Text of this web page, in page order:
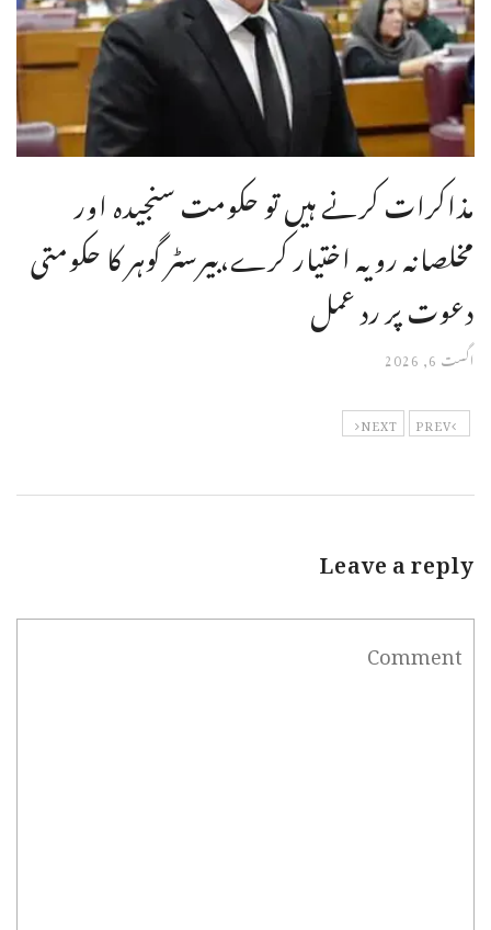
مذاکرات کرنے ہیں تو حکومت سنجیدہ اور
مخلصانہ رویہ اختیار کرے،بیرسٹر گوہر کا حکومتی
دعوت پر رد عمل
اگست 6, 2026
PREV
NEXT
Leave a reply